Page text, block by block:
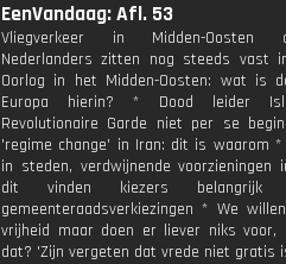
EenVandaag: Afl. 53
Vliegverkeer in Midden-Oosten
Nederlanders zitten nog steeds vast
Oorlog in het Midden-Oosten: wat is
Europa hierin? * Dood leider
Revolutionaire Garde niet per se
'regime change' in Iran: dit is waarom *
in steden, verdwijnende voorzieningen
dit vinden kiezers
gemeenteraadsverkiezingen * We
vrijheid maar doen er liever niks voor,
dat? 'Zijn vergeten dat vrede niet gratis